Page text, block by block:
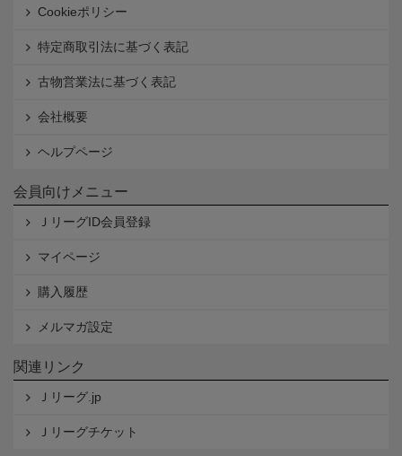
Cookieポリシー
特定商取引法に基づく表記
古物営業法に基づく表記
会社概要
ヘルプページ
会員向けメニュー
ＪリーグID会員登録
マイページ
購入履歴
メルマガ設定
関連リンク
Ｊリーグ.jp
Ｊリーグチケット